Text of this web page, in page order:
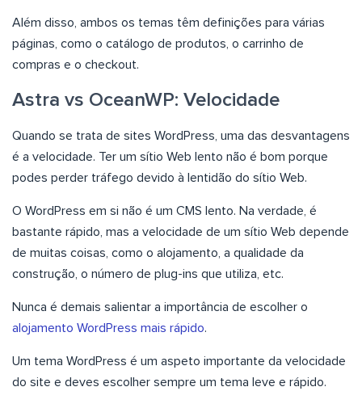
Além disso, ambos os temas têm definições para várias
páginas, como o catálogo de produtos, o carrinho de
compras e o checkout.
Astra vs OceanWP: Velocidade
Quando se trata de sites WordPress, uma das desvantagens
é a velocidade. Ter um sítio Web lento não é bom porque
podes perder tráfego devido à lentidão do sítio Web.
O WordPress em si não é um CMS lento. Na verdade, é
bastante rápido, mas a velocidade de um sítio Web depende
de muitas coisas, como o alojamento, a qualidade da
construção, o número de plug-ins que utiliza, etc.
Nunca é demais salientar a importância de escolher o
alojamento WordPress mais rápido.
Um tema WordPress é um aspeto importante da velocidade
do site e deves escolher sempre um tema leve e rápido.